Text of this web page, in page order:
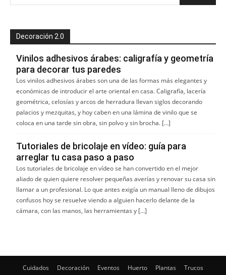
Decoración 2.0
Vinilos adhesivos árabes: caligrafía y geometría
para decorar tus paredes
Los vinilos adhesivos árabes son una de las formas más elegantes y
económicas de introducir el arte oriental en casa. Caligrafía, lacería
geométrica, celosías y arcos de herradura llevan siglos decorando
palacios y mezquitas, y hoy caben en una lámina de vinilo que se
coloca en una tarde sin obra, sin polvo y sin brocha. […]
Tutoriales de bricolaje en vídeo: guía para
arreglar tu casa paso a paso
Los tutoriales de bricolaje en vídeo se han convertido en el mejor
aliado de quien quiere resolver pequeñas averías y renovar su casa sin
llamar a un profesional. Lo que antes exigía un manual lleno de dibujos
confusos hoy se resuelve viendo a alguien hacerlo delante de la
cámara, con las manos, las herramientas y […]
Cuidados Decoración Eventos Huerto Plantas Trucos